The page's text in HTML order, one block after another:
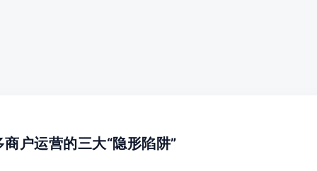
户运营的三大“隐形陷阱”